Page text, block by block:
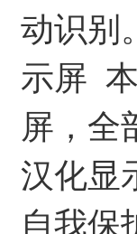
动识别
示屏
屏，全
汉化显
自我保